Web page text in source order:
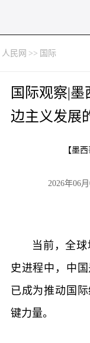
人民网 >> 国际
国际观察|
边主义发展
【墨
2026年06
当前，全
史进程中，中
已成为推动国
键力量。